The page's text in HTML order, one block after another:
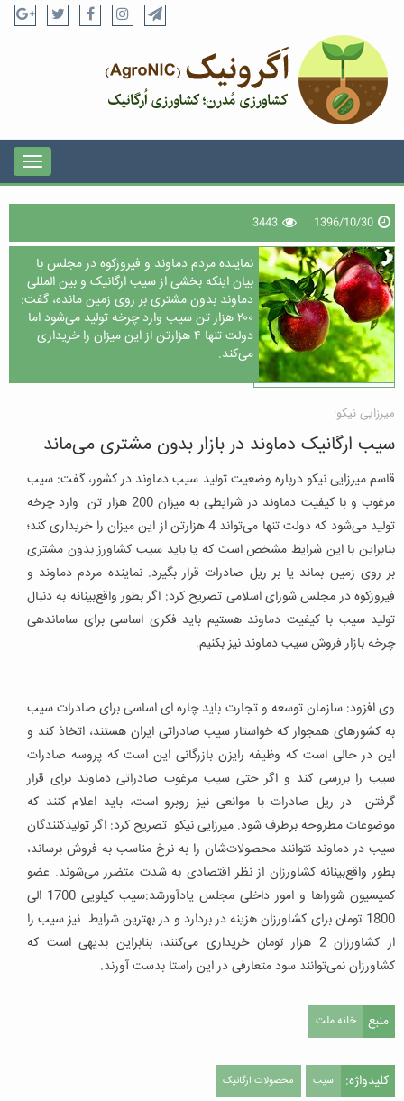
1396/10/30
3443
نماینده مردم دماوند و فیروزکوه در مجلس با
بیان اینکه بخشی از سیب ارگانیک و بین المللی
دماوند بدون مشتری بر روی زمین مانده، گفت:
۲۰۰ هزار تن سیب وارد چرخه تولید می‌شود اما
دولت تنها ۴ هزارتن از این میزان را خریداری
می‌کند.
میرزایی نیکو:
سیب ارگانیک دماوند در بازار بدون مشتری می‌ماند
قاسم میرزایی نیکو درباره وضعیت تولید سیب دماوند در کشور، گفت: سیب
مرغوب و با کیفیت دماوند در شرایطی به میزان 200 هزار تن وارد چرخه
تولید می‌شود که دولت تنها می‌تواند 4 هزارتن از این میزان را خریداری کند؛
بنابراین با این شرایط مشخص است که یا باید سیب کشاورز بدون مشتری
بر روی زمین بماند یا بر ریل صادرات قرار بگیرد. نماینده مردم دماوند و
فیروزکوه در مجلس شورای اسلامی تصریح کرد: اگر بطور واقع‌بینانه به دنبال
تولید سیب با کیفیت دماوند هستیم باید فکری اساسی برای ساماندهی
چرخه بازار فروش سیب دماوند نیز بکنیم.
وی افزود: سازمان توسعه و تجارت باید چاره ای اساسی برای صادرات سیب
به کشورهای همجوار که خواستار سیب صادراتی ایران هستند، اتخاذ کند و
این در حالی است که وظیفه رایزن بازرگانی این است که پروسه صادرات
سیب را بررسی کند و اگر حتی سیب مرغوب صادراتی دماوند برای قرار
گرفتن در ریل صادرات با موانعی نیز روبرو است، باید اعلام کنند که
موضوعات مطروحه برطرف شود. میرزایی نیکو تصریح کرد: اگر تولیدکنندگان
سیب در دماوند نتوانند محصولات‌شان را به نرخ مناسب به فروش برساند،
بطور واقع‌بینانه کشاورزان از نظر اقتصادی به شدت متضرر می‌شوند. عضو
کمیسیون شوراها و امور داخلی مجلس یادآورشد:سیب کیلویی 1700 الی
1800 تومان برای کشاورزان هزینه در بردارد و در بهترین شرایط نیز سیب را
از کشاورزان 2 هزار تومان خریداری می‌کنند، بنابراین بدیهی است که
کشاورزان نمی‌توانند سود متعارفی در این راستا بدست آورند.
منبع خانه ملت
کلیدواژه: سیب محصولات ارگانیک